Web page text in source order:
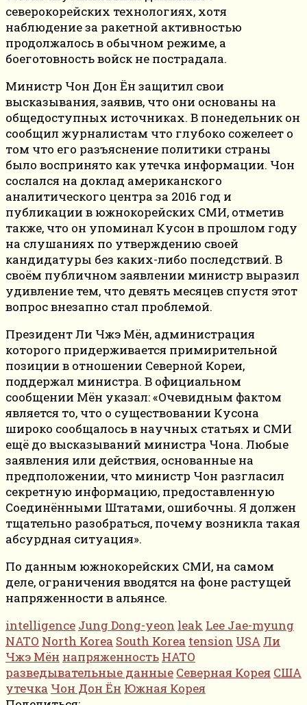
северокорейских технологиях, хотя
наблюдение за ракетной активностью
продолжалось в обычном режиме, а
боеготовность войск не пострадала.
Министр Чон Дон Ён защитил свои
высказывания, заявив, что они основаны на
общедоступных источниках. В понедельник он
сообщил журналистам что глубоко сожелеет о
том что его разъяснение политики страны
было воспринято как утечка информации. Чон
сослался на доклад американского
аналитического центра за 2016 год и
публикации в южнокорейских СМИ, отметив
также, что он упоминал Кусон в прошлом году
на слушаниях по утверждению своей
кандидатуры без каких-либо последствий. В
своём публичном заявлении министр выразил
удивление тем, что девять месяцев спустя этот
вопрос внезапно стал проблемой.
Президент Ли Чжэ Мён, администрация
которого придерживается примирительной
позиции в отношении Северной Кореи,
поддержал министра. В официальном
сообщении Мён указал: «Очевидным фактом
является то, что о существовании Кусона
широко сообщалось в научных статьях и СМИ
ещё до высказываний министра Чона. Любые
заявления или действия, основанные на
предположении, что министр Чон разгласил
секретную информацию, предоставленную
Соединёнными Штатами, ошибочны. Я должен
тщательно разобраться, почему возникла такая
абсурдная ситуация».
По данным южнокорейских СМИ, на самом
деле, ограничения вводятся на фоне растущей
напряженности в альянсе.
intelligence Jung Dong-yeon leak Lee Jae-myung
NATO North Korea South Korea tension USA Ли
Чжэ Мён напряженность НАТО
разведывательные данные Северная Корея США
утечка Чон Дон Ён Южная Корея